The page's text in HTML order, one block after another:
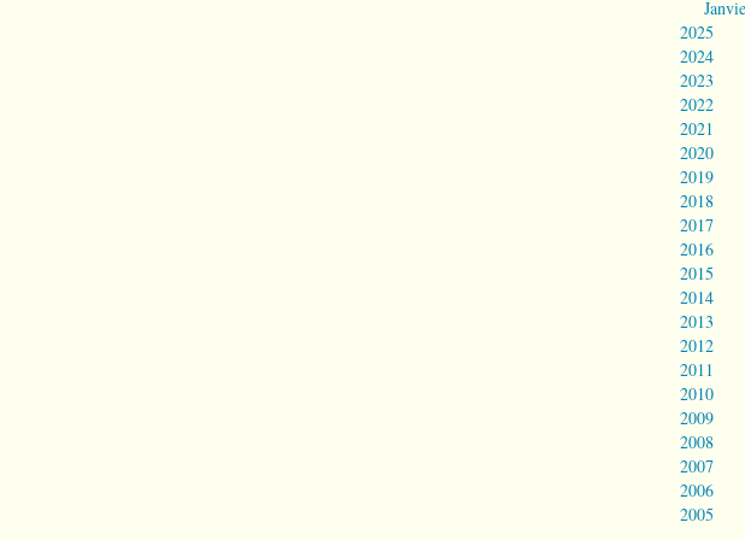
2025
2024
2023
2022
2021
2020
2019
2018
2017
2016
2015
2014
2013
2012
2011
2010
2009
2008
2007
2006
2005